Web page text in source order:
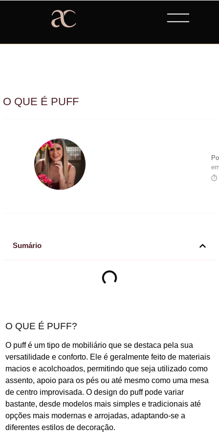
O QUE É PUFF
⏱
Sumário
O QUE É PUFF?
O puff é um tipo de mobiliário que se destaca pela sua
versatilidade e conforto. Ele é geralmente feito de materiais
macios e acolchoados, permitindo que seja utilizado como
assento, apoio para os pés ou até mesmo como uma mesa
de centro improvisada. O design do puff pode variar
bastante, desde modelos mais simples e tradicionais até
opções mais modernas e arrojadas, adaptando-se a
diferentes estilos de decoração.